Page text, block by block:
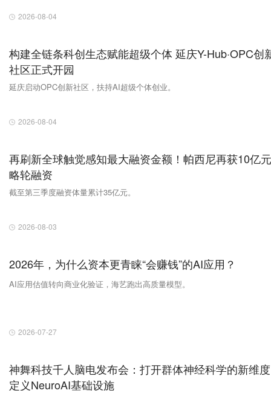
2026-08-04
构建全链条科创生态赋能超级个体 延庆Y-Hub·OPC创
社区正式开园
延庆启动OPC创新社区，扶持AI超级个体创业。
2026-08-04
再刷新全球触觉感知最大融资金额！帕西尼再获10亿
略轮融资
截至第三季度融资体量累计35亿元。
2026-08-03
2026年，为什么资本更青睐“会赚钱”的AI应用？
AI应用估值转向商业化验证，海艺跑出高质量模型。
2026-07-27
神舞科技千人脑电发布会：打开群体神经科学的新维
定义NeuroAI基础设施